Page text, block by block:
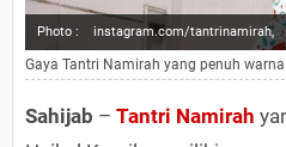
Photo : instagram.com/tantrinamirah,
Gaya Tantri Namirah yang penuh warna.
Sahijab – Tantri Namirah